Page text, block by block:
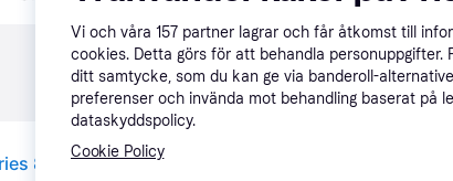
Vi och våra 157 partner lagrar och får åtkomst till
cookies. Detta görs för att behandla
ditt samtycke, som du kan ge via banderoll-
preferenser och invända mot behandling baserat på
dataskyddspolicy.
Cookie Policy